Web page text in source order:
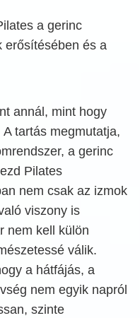
a gerinc
erősítésében és a
annál, mint hogy
tartás megmutatja,
a gerinc
Pilates
nem csak az izmok
viszony is
nem kell külön
válik.
a hátfájás, a
nem egyik napról
szinte